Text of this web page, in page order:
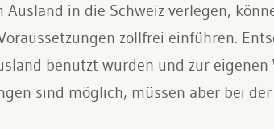
Ausland in die Schweiz verlegen,
zollfrei einführen.
benutzt wurden und zur
sind möglich, müssen aber bei